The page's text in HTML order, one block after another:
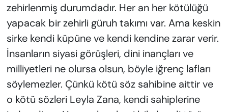
zehirlenmiş durumdadır. Her an her kötülüğü
yapacak bir zehirli güruh takımı var. Ama keskin
sirke kendi küpüne ve kendi kendine zarar verir.
İnsanların siyasi görüşleri, dini inançları ve
milliyetleri ne olursa olsun, böyle iğrenç lafları
söylemezler. Çünkü kötü söz sahibine aittir ve
o kötü sözleri Leyla Zana, kendi sahiplerine